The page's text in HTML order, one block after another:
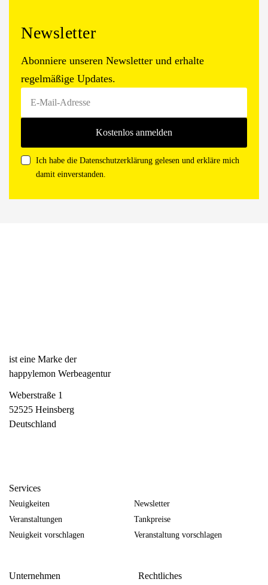
Newsletter
Abonniere unseren Newsletter und erhalte
regelmäßige Updates.
Ich habe die Datenschutzerklärung gelesen und erkläre mich
damit einverstanden.
ist eine Marke der
happylemon Werbeagentur
Weberstraße 1
52525 Heinsberg
Deutschland
Services
Neuigkeiten
Newsletter
Veranstaltungen
Tankpreise
Neuigkeit vorschlagen
Veranstaltung vorschlagen
Unternehmen Rechtliches